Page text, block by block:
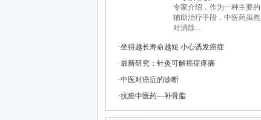
专家介绍，作为一种主要的
辅助治疗手段，中医药虽然
对消除...
坐得越长寿命越短 小心诱发癌症
最新研究：针灸可解癌症疼痛
中医对癌症的诊断
抗癌中医药—补骨脂